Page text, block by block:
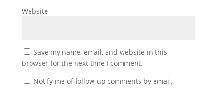
Website
Save my name, email, and website in this
browser for the next time I comment.
Notify me of follow-up comments by email.